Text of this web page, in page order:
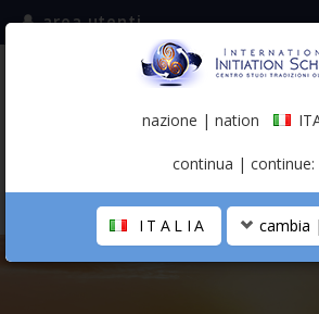
(italiano)
area utenti
LA SCUOLA
nazione | nation
continua | continue:
ITALIA cambia